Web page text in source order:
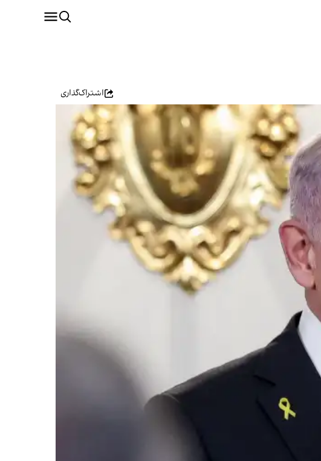
اشتراک‌گذاری